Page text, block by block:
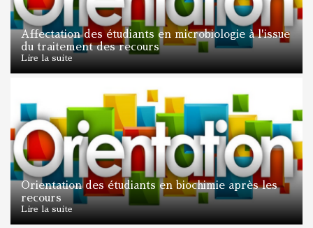
Affectation des étudiants en microbiologie à l'issue
du traitement des recours
Lire la suite
Orientation des étudiants en biochimie après les
recours
Lire la suite